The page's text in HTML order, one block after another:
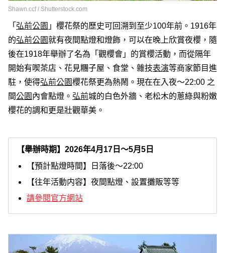
Shawn.ccf / Shutterstock.com
「 弘前公園 」櫻花祭的歷史可回溯到至少100年前。1916年
的弘前公園就有夜間點燈和燈飾，可以在晚上欣賞夜櫻，隨
後在1918年舉辦了名為「觀櫻會」的賞櫻活動，而從隔年
開始有喫茶店、花見糰子屋、食堂、雜技表演等商家節目進
駐，使得弘前公園櫻花祭更為熱鬧。現在在入夜～22:00 之
間公園 內會點燈。 弘前城的白色外牆、老松木的蔥綠與粉嫩
櫻花的調和更是壯觀華美。
【舉辦時期】2026年4月17日～5月5日
【預計點燈時間】日落後～22:00
【往年活動内容】夜間點燈、設置攤販等等
請參閱官方網站